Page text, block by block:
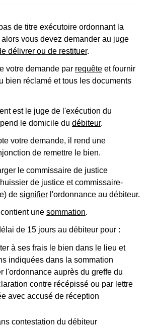
de titre exécutoire ordonnant la
vous devez demander au juge
délivrer ou de restituer.
votre demande par requête et fournir
bien réclamé et tous les documents
est le juge de l'exécution du
le domicile du débiteur.
votre demande, il rend une
de remettre le bien.
le commissaire de justice
de justice et commissaire-
de signifier l'ordonnance au débiteur.
une sommation.
de 15 jours au débiteur pour :
à ses frais le bien dans le lieu et
indiquées dans la sommation
l'ordonnance auprès du greffe du
contre récépissé ou par lettre
avec accusé de réception
contestation du débiteur